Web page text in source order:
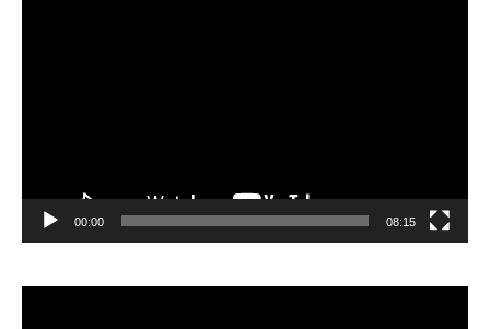
00:00 08:15